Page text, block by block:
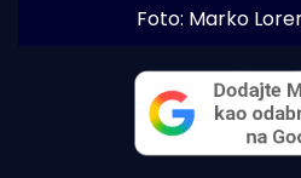
Foto: Marko